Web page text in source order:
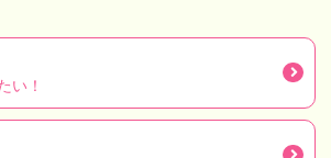
い！